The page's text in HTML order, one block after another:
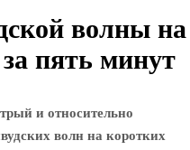
волны на
пять минут
и относительно
волн на коротких